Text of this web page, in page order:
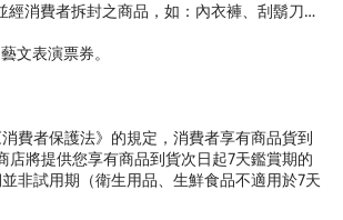
經消費者拆封之商品，如：內衣褲、刮鬍刀…
文表演票券。
費者保護法》的規定，消費者享有商品貨到
店將提供您享有商品到貨次日起7天鑑賞期的
非試用期（衛生用品、生鮮食品不適用於7天